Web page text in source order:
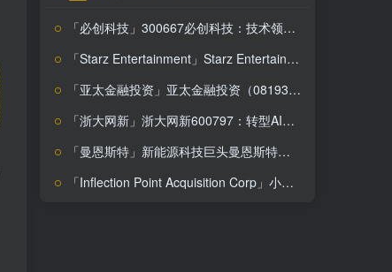
「必创科技」300667必创科技：技术领先优势明显，智能传感器市场前景广阔，投资需谨慎
「Starz Entertainment」Starz Entertainment (STRZ)：低估值下的投资机会这篇文章分析
「亚太金融投资」亚太金融投资（08193）：低估值下的投资机会？
「浙大网新」浙大网新600797：转型AI创新，投资价值解析
「曼恩斯特」新能源科技巨头曼恩斯特，盈利下滑背后的投资价值解析
「Inflection Point Acquisition Corp」小白必看：IPXX股价上涨背后的秘密，搞钱必看！